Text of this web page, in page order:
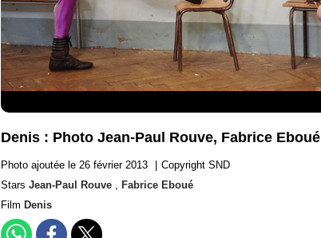
Denis : Photo Jean-Paul Rouve, Fabrice Eboué
Photo ajoutée le 26 février 2013
Copyright SND
Stars Jean-Paul Rouve , Fabrice Eboué
Film Denis